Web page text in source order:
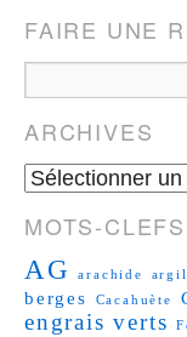
FAIRE UNE
ARCHIVES
MOTS-
AG
arachide
berges Cacahuète
engrais verts